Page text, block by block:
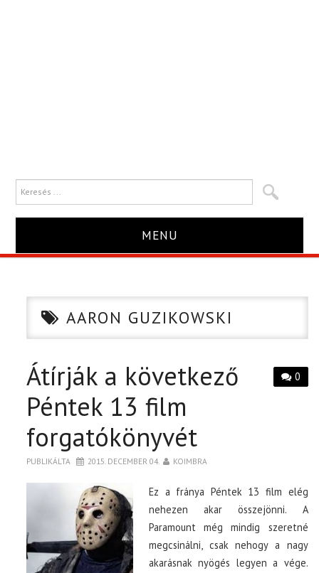
MENU
TRAILER
BOXOFFICE
TOP10
PÓLÓ RENDELÉS
AARON GUZIKOWSKI
0
Átírják a következő
Péntek 13 film
forgatókönyvét
PUBLIKÁLTA 2015. DECEMBER 04. KOIMBRA
Ez a fránya Péntek 13 film elég
nehezen akar összejönni. A
Paramount még mindig szeretné
megcsinálni, csak nehogy a nagy
akarásnak nyögés legyen a vége.